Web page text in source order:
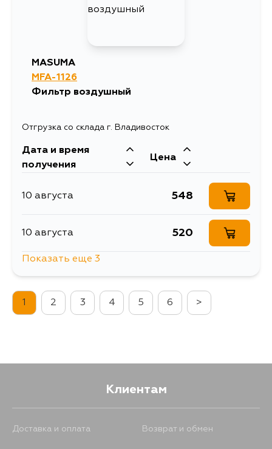
MASUMA
MFA-1126
Фильтр воздушный
Отгрузка со склада г. Владивосток
Дата и время
получения
Цена
10 августа 548
10 августа 520
11 августа 1290
Показать еще 3
1 2 3 4 5 6 >
Клиентам
Доставка и оплата Возврат и обмен